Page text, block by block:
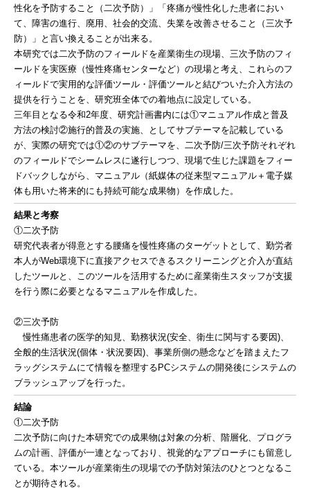
性化を予防すること（二次予防）」「疼痛が慢性化した患者におい
て、障害の進行、廃用、社会的交流、失業を改善させること（三次予
防）」と言い換えることが出来る。
本研究では二次予防のフィールドを産業衛生の現場、三次予防のフィ
ールドを実医療（慢性疼痛センターなど）の現場と考え、これらのフ
ィールドで実用的な評価ツール・評価ツールと結びついた介入方法の
提供を行うことを、研究班全体での着地点に設定している。
三年目となる令和2年度、研究計画書内には①マニュアル作成と普及
方法の検討②施行的普及の実施、としてサブテーマを記載している
が、実際の研究では①②のサブテーマを、二次予防/三次予防それぞれ
のフィールドでシームレスに遂行しつつ、現場で生じた課題をフィー
ドバックしながら、マニュアル（紙媒体の従来型マニュアル＋電子媒
体も用いた将来的にも持続可能な成果物）を作成した。
結果と考察
①二次予防
研究代表者が得意とする腰痛を慢性疼痛のターゲットとして、勤労者
本人がWeb環境下に直接アクセスできるスクリーニングと介入が直結
したツールと、このツールを活用するために産業衛生スタッフが支援
を行う際に必要となるマニュアルを作成した。
②三次予防
慢性痛患者の医学的知見、勤務状況(安全、衛生に関与する要因)、
全般的生活状況(個体・状況要因)、事業所側の懸念などを踏まえたフ
ラッグシステムにて情報を整理するPCシステムの開発後にシステムの
ブラッシュアップを行った。
結論
①二次予防
二次予防に向けた本研究での成果物は対象の分析、階層化、プログラ
ムの計画、評価が一連となっており、視覚的なアプローチにも留意し
ている。本ツールが産業衛生の現場での予防対策法のひとつとなるこ
とが期待される。